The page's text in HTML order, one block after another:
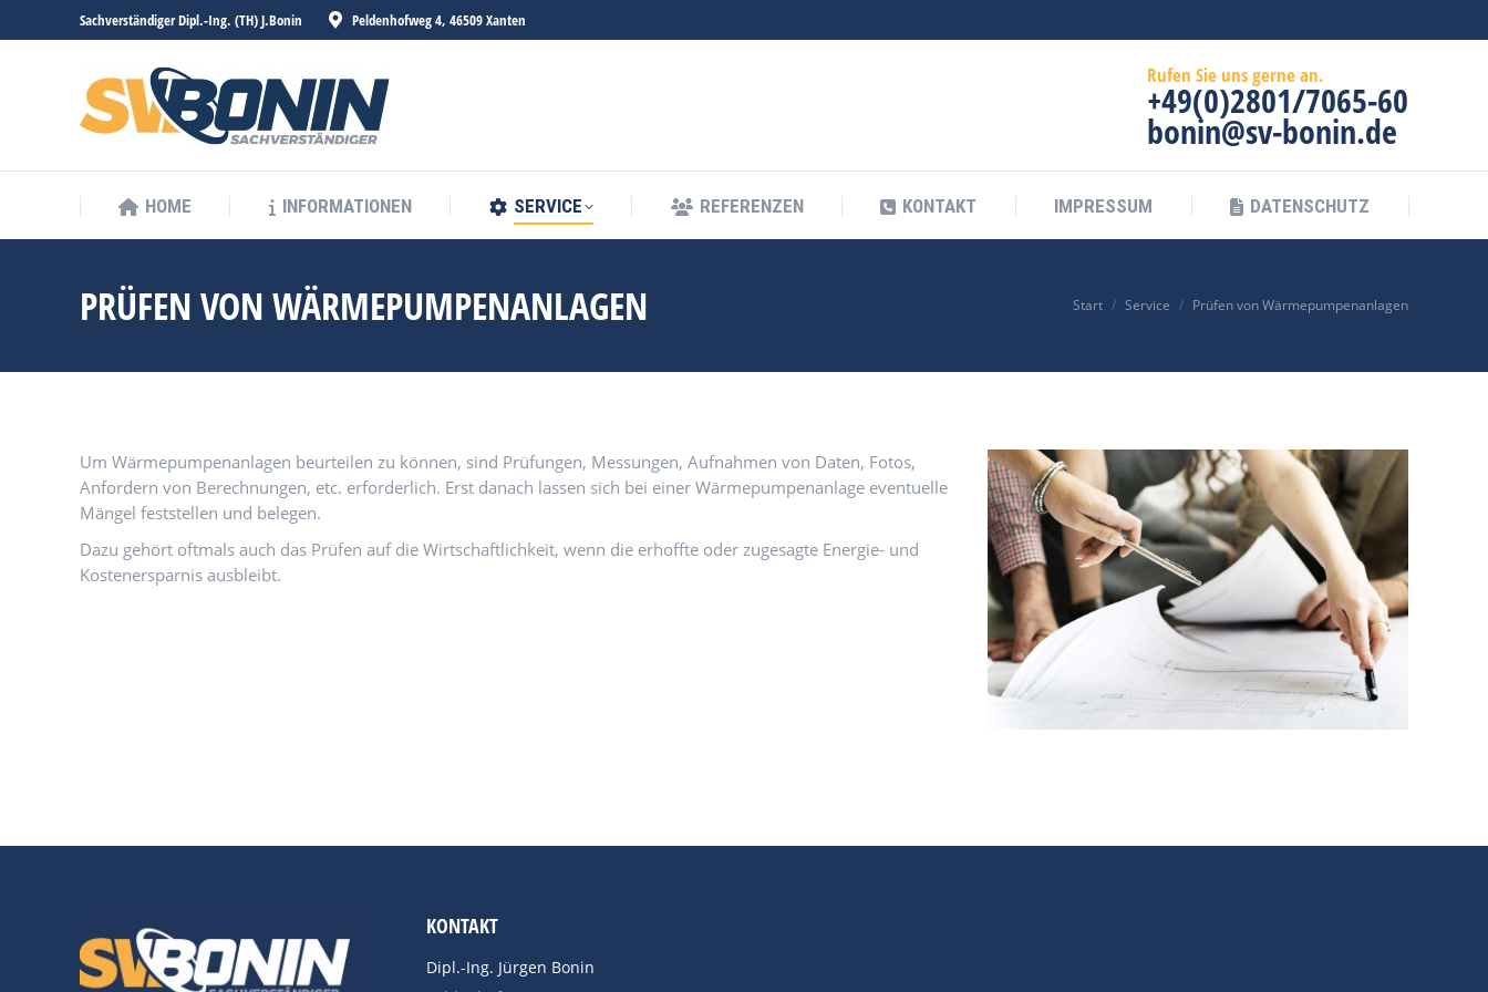
Sachverständiger Dipl.-Ing. (TH) J.Bonin Peldenhofweg 4, 46509 Xanten
Rufen Sie uns gerne an.
+49(0)2801/7065-60
bonin@sv-bonin.de
HOME INFORMATIONEN SERVICE REFERENZEN KONTAKT IMPRESSUM DATENSCHUTZ
PRÜFEN VON WÄRMEPUMPENANLAGEN Sie befinden sich hier:
Start Service Prüfen von Wärmepumpenanlagen
Um Wärmepumpenanlagen beurteilen zu können, sind Prüfungen, Messungen, Aufnahmen von Daten, Fotos,
Anfordern von Berechnungen, etc. erforderlich. Erst danach lassen sich bei einer Wärmepumpenanlage eventuelle
Mängel feststellen und belegen.
Dazu gehört oftmals auch das Prüfen auf die Wirtschaftlichkeit, wenn die erhoffte oder zugesagte Energie- und
Kostenersparnis ausbleibt.
KONTAKT
Dipl.-Ing. Jürgen Bonin
HOME INFORMATIONEN SERVICE REFERENZEN KONTAKT IMPRESSUM DATENSCHUTZ